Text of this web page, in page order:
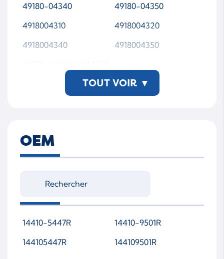
49180-04340
49180-04350
4918004310
4918004320
4918004340
4918004350
TOUT VOIR ▾
OEM
14410-5447R
14410-9501R
144105447R
144109501R